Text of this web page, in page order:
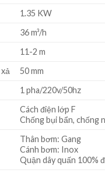
1.35 KW
36 m³/h
11-2 m
50 mm
1 pha/220v/50hz
Cách điện lớp F
Chống bụi bẩn, chống
Thân bơm: Gang
Cánh bơm: Inox
Quận dây quấn 100%